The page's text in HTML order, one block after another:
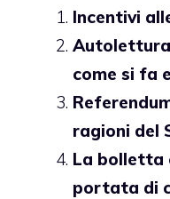
Incentivi
come si fa
ragioni del
La bolletta
portata di